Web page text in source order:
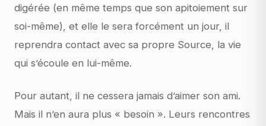
digérée (en même temps que son apitoiement sur
soi-même), et elle le sera forcément un jour, il
reprendra contact avec sa propre Source, la vie
qui s’écoule en lui-même.
Pour autant, il ne cessera jamais d’aimer son ami.
Mais il n’en aura plus « besoin ». Leurs rencontres